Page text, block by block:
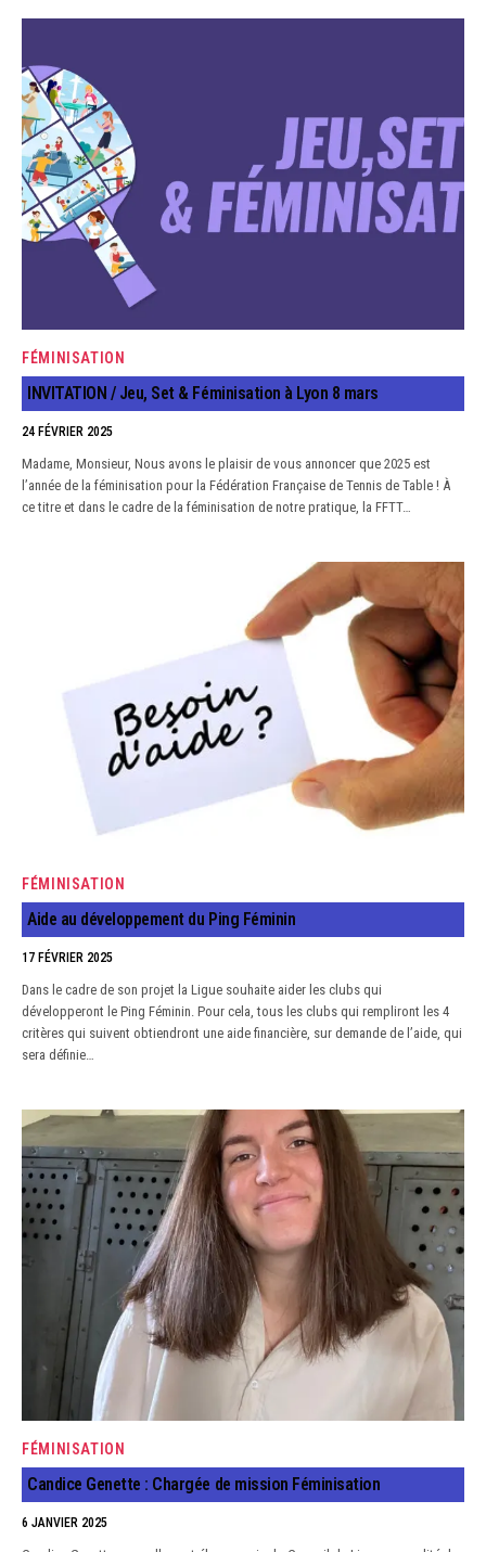
FÉMINISATION
INVITATION / Jeu, Set & Féminisation à Lyon 8 mars
24 FÉVRIER 2025
Madame, Monsieur, Nous avons le plaisir de vous annoncer que 2025 est
l’année de la féminisation pour la Fédération Française de Tennis de Table ! À
ce titre et dans le cadre de la féminisation de notre pratique, la FFTT…
FÉMINISATION
Aide au développement du Ping Féminin
17 FÉVRIER 2025
Dans le cadre de son projet la Ligue souhaite aider les clubs qui
développeront le Ping Féminin. Pour cela, tous les clubs qui rempliront les 4
critères qui suivent obtiendront une aide financière, sur demande de l’aide, qui
sera définie…
FÉMINISATION
Candice Genette : Chargée de mission Féminisation
6 JANVIER 2025